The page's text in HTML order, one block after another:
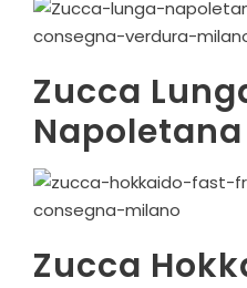
Zucca
Napoletana
Zucca